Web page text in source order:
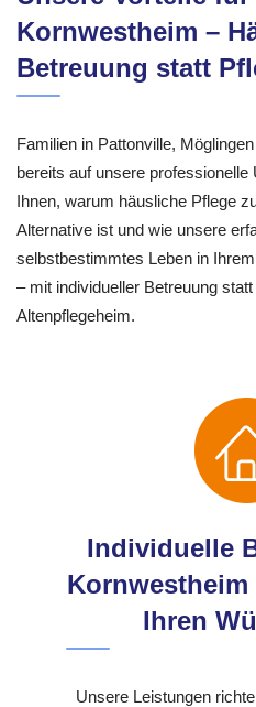
Kornwestheim –
Betreuung statt
Familien in Pattonville,
bereits auf unsere
Ihnen, warum häusliche Pflege
Alternative ist und wie unsere
selbstbestimmtes Leben in
– mit individueller Betreuung
Altenpflegeheim.
Individuelle
Kornwestheim
Ihren
Unsere Leistungen